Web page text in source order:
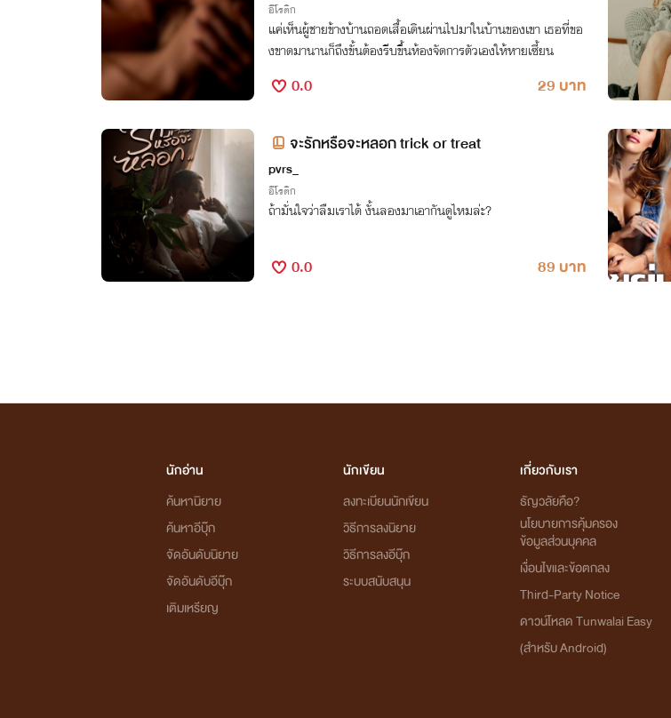
อีโรติก
แค่เห็นผู้ชายข้างบ้านถอดเสื้อเดินผ่านไปมาในบ้านของเขา เธอที่ขอ
งขาดมานานก็ถึงขั้นต้องรีบขึ้นห้องจัดการตัวเองให้หายเซี้ยน
0.0 29 บาท
จะรักหรือจะหลอก trick or treat
pvrs_
อีโรติก
ถ้ามั่นใจว่าลืมเราได้ งั้นลองมาเอากันดูไหมล่ะ?
0.0 89 บาท
นักอ่าน
ค้นหานิยาย
ค้นหาอีบุ๊ก
จัดอันดับนิยาย
จัดอันดับอีบุ๊ก
เติมเหรียญ
นักเขียน
ลงทะเบียนนักเขียน
วิธีการลงนิยาย
วิธีการลงอีบุ๊ก
ระบบสนับสนุน
เกี่ยวกับเรา
ธัญวลัยคือ?
นโยบายการคุ้มครอง
ข้อมูลส่วนบุคคล
เงื่อนไขและข้อตกลง
Third-Party Notice
ดาวน์โหลด Tunwalai Easy
(สำหรับ Android)